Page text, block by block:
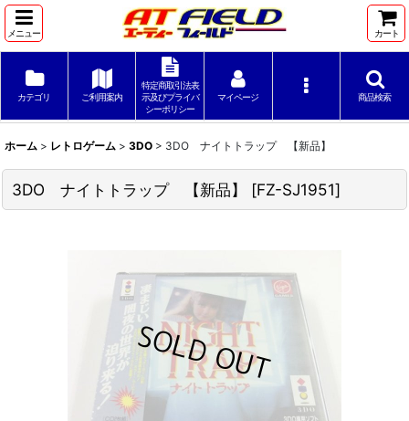
メニュー カート
カテゴリ ご利用案内
特定商取引法表
示及びプライバ
シーポリシー
マイページ 商品検索
ホーム > レトロゲーム > 3DO > 3DO ナイトトラップ 【新品】
3DO ナイトトラップ 【新品】 [FZ-SJ1951]